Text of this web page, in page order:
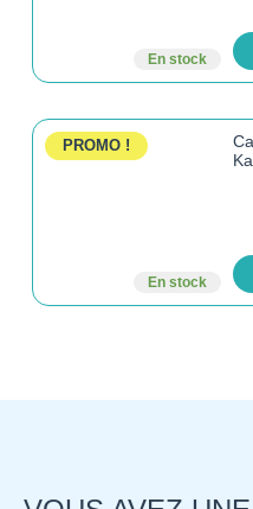
En stock
PROMO !
En stock